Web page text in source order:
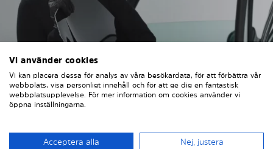
3. TA BORT SKYDDSFILMEN
Vi använder cookies
Vi kan placera dessa för analys av våra besökardata, för att förbättra vår
webbplats, visa personligt innehåll och för att ge dig en fantastisk
webbplatsupplevelse. För mer information om cookies använder vi
öppna inställningarna.
Acceptera alla Nej, justera